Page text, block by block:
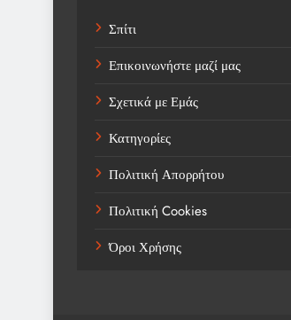
Σπίτι
Επικοινωνήστε μαζί μας
Σχετικά με Εμάς
Κατηγορίες
Πολιτική Απορρήτου
Πολιτική Cookies
Όροι Χρήσης